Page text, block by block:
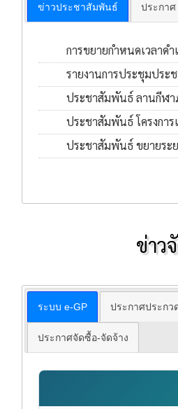
ข่าวประชาสัมพันธ์ ประกาศ
การขยายกำหนดเวลา
2562 ประจำปี พ.ศ
รายงานการประชุมปร
ประจำปี พ.ศ.2569
ประชาสัมพันธ์ ลานกีฬ
ประชาสัมพันธ์ โครงกา
พ.ย. 2568
ประชาสัมพันธ์ ขยายระ
ข่าว
ระบบ e-GP ประกาศประกว
ประกาศจัดซื้อ-จัดจ้าง